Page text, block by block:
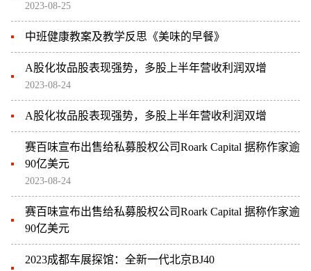
2023-08-25
中班健康教案及教学反思《美味的早餐》
A股化妆品股表现强势，多股上半年营收利润双增
2023-08-24
A股化妆品股表现强势，多股上半年营收利润双增
赛百味宣布出售给私募股权公司Roark Capital 据称作家逾
90亿美元
2023-08-24
赛百味宣布出售给私募股权公司Roark Capital 据称作家逾
90亿美元
2023成都车展探馆：全新一代北京BJ40